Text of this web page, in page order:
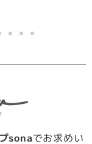
sonaでお求めい